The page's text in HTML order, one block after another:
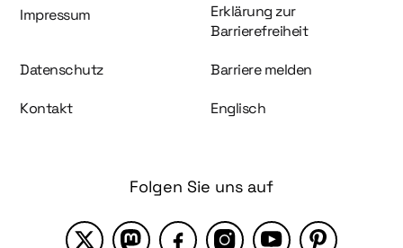
Information und Service
Impressum
Erklärung zur
Barrierefreiheit
Datenschutz Barriere melden
Kontakt Englisch
Folgen Sie uns auf